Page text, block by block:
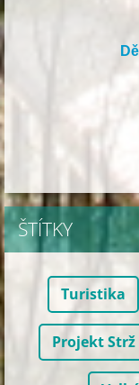
ŠTÍTKY
Turistika
Projekt Strž